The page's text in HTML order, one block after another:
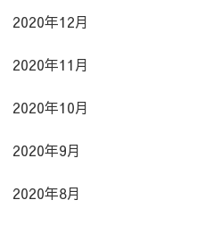
2020年12月
2020年11月
2020年10月
2020年9月
2020年8月